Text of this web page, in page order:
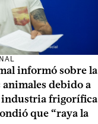
informó sobre la
debido a
industria frigorífica
que “raya la